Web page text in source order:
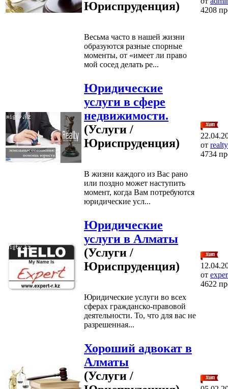
Юриспруденция)
Весьма часто в нашей жизни
образуются разные спорные
моменты, от «имеет ли право
мой сосед делать ре...
4208
Юридические
услуги в сфере
недвижимости.
(Услуги /
Юриспруденция)
В жизни каждого из Вас рано
или поздно может наступить
момент, когда Вам потребуются
юридические усл...
от
4734
Юридические
услуги в Алматы
(Услуги /
Юриспруденция)
Юридические услуги во всех
сферах гражданско-правовой
деятельности. То, что для вас не
разрешенная...
от
4622
Хороший адвокат в
Алматы
(Услуги /